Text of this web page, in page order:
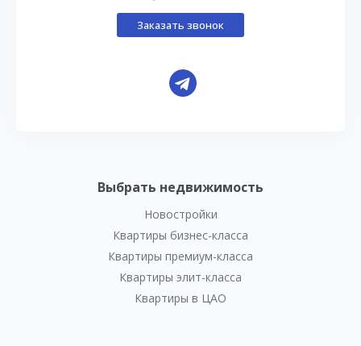
Выбрать недвижимость
Новостройки
Квартиры бизнес-класса
Квартиры премиум-класса
Квартиры элит-класса
Квартиры в ЦАО
Заказать звонок